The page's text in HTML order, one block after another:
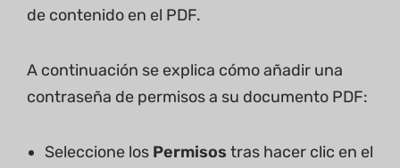
de contenido en el PDF.
A continuación se explica cómo añadir una
contraseña de permisos a su documento PDF:
Seleccione los Permisos tras hacer clic en el